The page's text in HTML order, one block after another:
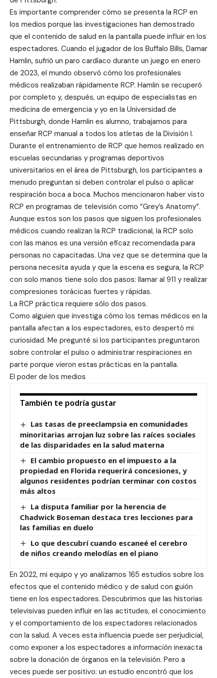
Es importante comprender cómo se presenta la RCP en
los medios porque las investigaciones han demostrado
que el contenido de salud en la pantalla puede influir en los
espectadores. Cuando el jugador de los Buffalo Bills, Damar
Hamlin, sufrió un paro cardíaco durante un juego en enero
de 2023, el mundo observó cómo los profesionales
médicos realizaban rápidamente RCP. Hamlin se recuperó
por completo y, después, un equipo de especialistas en
medicina de emergencia y yo en la Universidad de
Pittsburgh, donde Hamlin es alumno, trabajamos para
enseñar RCP manual a todos los atletas de la División I.
Durante el entrenamiento de RCP que hemos realizado en
escuelas secundarias y programas deportivos
universitarios en el área de Pittsburgh, los participantes a
menudo preguntan si deben controlar el pulso o aplicar
respiración boca a boca. Muchos mencionaron haber visto
RCP en programas de televisión como “Grey’s Anatomy”.
Aunque estos son los pasos que siguen los profesionales
médicos cuando realizan la RCP tradicional, la RCP solo
con las manos es una versión eficaz recomendada para
personas no capacitadas. Una vez que se determina que la
persona necesita ayuda y que la escena es segura, la RCP
con solo manos tiene solo dos pasos: llamar al 911 y realizar
compresiones torácicas fuertes y rápidas.
La RCP práctica requiere sólo dos pasos.
Como alguien que investiga cómo los temas médicos en la
pantalla afectan a los espectadores, esto despertó mi
curiosidad. Me pregunté si los participantes preguntaron
sobre controlar el pulso o administrar respiraciones en
parte porque vieron estas prácticas en la pantalla.
El poder de los medios
También te podría gustar
Las tasas de preeclampsia en comunidades
minoritarias arrojan luz sobre las raíces sociales
de las disparidades en la salud materna
El cambio propuesto en el impuesto a la
propiedad en Florida requerirá concesiones, y
algunos residentes podrían terminar con costos
más altos
La disputa familiar por la herencia de
Chadwick Boseman destaca tres lecciones para
las familias en duelo
Lo que descubrí cuando escaneé el cerebro
de niños creando melodías en el piano
En 2022, mi equipo y yo analizamos 165 estudios sobre los
efectos que el contenido médico y de salud con guión
tiene en los espectadores. Descubrimos que las historias
televisivas pueden influir en las actitudes, el conocimiento
y el comportamiento de los espectadores relacionados
con la salud. A veces esta influencia puede ser perjudicial,
como exponer a los espectadores a información inexacta
sobre la donación de órganos en la televisión. Pero a
veces puede ser positivo: un estudio encontró que los